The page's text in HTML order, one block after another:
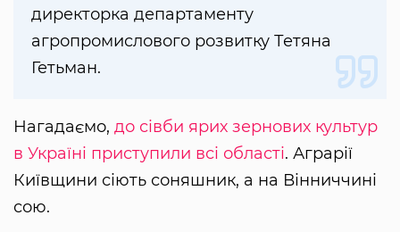
директорка департаменту
агропромислового розвитку Тетяна
Гетьман.
Нагадаємо, до сівби ярих зернових культур
в Україні приступили всі області. Аграрії
Київщини сіють соняшник, а на Вінниччині
сою.